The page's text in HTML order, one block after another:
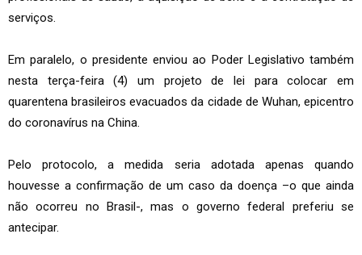
serviços.
Em paralelo, o presidente enviou ao Poder Legislativo também
nesta terça-feira (4) um projeto de lei para colocar em
quarentena brasileiros evacuados da cidade de Wuhan, epicentro
do coronavírus na China.
Pelo protocolo, a medida seria adotada apenas quando
houvesse a confirmação de um caso da doença –o que ainda
não ocorreu no Brasil-, mas o governo federal preferiu se
antecipar.